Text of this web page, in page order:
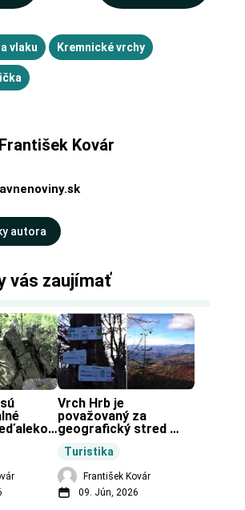
vlaku Kremnické vrchy
František Kovár
autora
vás zaujímať
Turistika
Vrch Hrb je
považovaný za
geografický stred
František Kovár
09. Jún, 2026